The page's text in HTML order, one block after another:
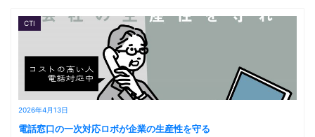
2026年4月13日
CTI
電話窓口の一次対応ロボが企業の生産性を守る